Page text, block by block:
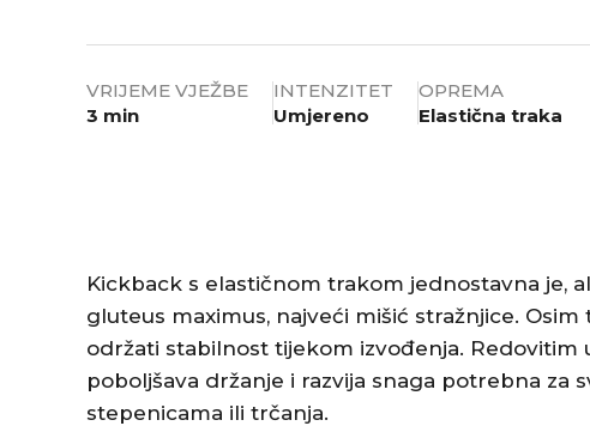
VRIJEME VJEŽBE
3 min
INTENZITET
Umjereno
OPREMA
Elastična traka
Kickback s elastičnom trakom jednostavna je,
gluteus maximus, najveći mišić stražnjice.
održati stabilnost tijekom izvođenja. Redovitim
poboljšava držanje i razvija snaga potrebna
stepenicama ili trčanja.